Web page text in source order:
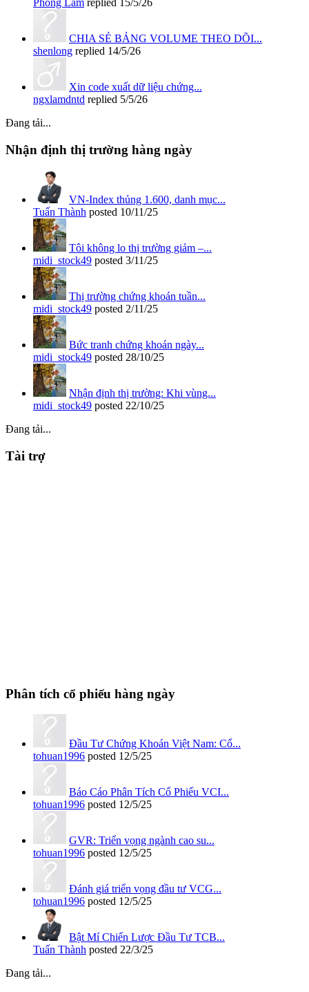
Phong Lâm replied 15/5/26
CHIA SẺ BẢNG VOLUME THEO DÕI...
shenlong replied 14/5/26
Xin code xuất dữ liệu chứng...
ngxlamdntd replied 5/5/26
Đang tải...
Nhận định thị trường hàng ngày
VN-Index thủng 1.600, danh mục...
Tuấn Thành posted 10/11/25
Tôi không lo thị trường giảm –...
midi_stock49 posted 3/11/25
Thị trường chứng khoán tuần...
midi_stock49 posted 2/11/25
Bức tranh chứng khoán ngày...
midi_stock49 posted 28/10/25
Nhận định thị trường: Khi vùng...
midi_stock49 posted 22/10/25
Đang tải...
Tài trợ
Phân tích cổ phiếu hàng ngày
Đầu Tư Chứng Khoán Việt Nam: Cổ...
tohuan1996 posted 12/5/25
Báo Cáo Phân Tích Cổ Phiếu VCI...
tohuan1996 posted 12/5/25
GVR: Triển vọng ngành cao su...
tohuan1996 posted 12/5/25
Đánh giá triển vọng đầu tư VCG...
tohuan1996 posted 12/5/25
Bật Mí Chiến Lược Đầu Tư TCB...
Tuấn Thành posted 22/3/25
Đang tải...